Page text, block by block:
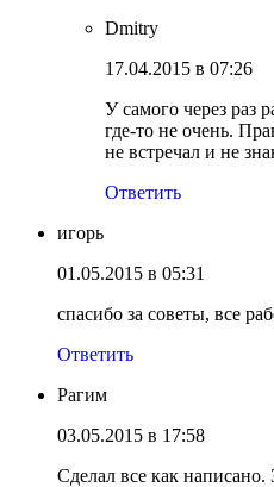
Dmitry
17.04.2015 в 07:26
У самого через раз
где-то не очень.
не встречал и не
Ответить
игорь
01.05.2015 в 05:31
спасибо за советы, все
Ответить
Рагим
03.05.2015 в 17:58
Сделал все как написано.